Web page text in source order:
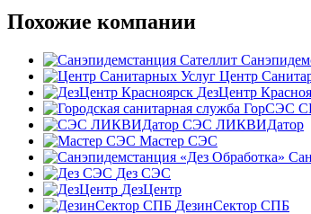
Похожие компании
Центр
ДезЦентр
СЭС ЛИКВИДатор
Мастер СЭС
Дез СЭС
ДезЦентр
ДезинСектор СПБ